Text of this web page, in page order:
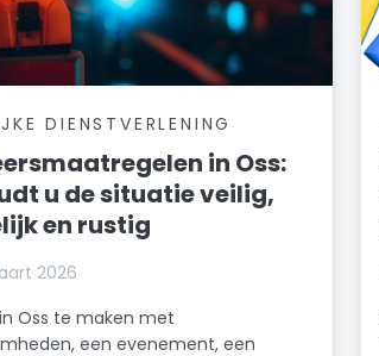
DIENSTVERLENING
in Oss:
u de situatie veilig,
en rustig
2026
Oss te maken met
een evenement, een